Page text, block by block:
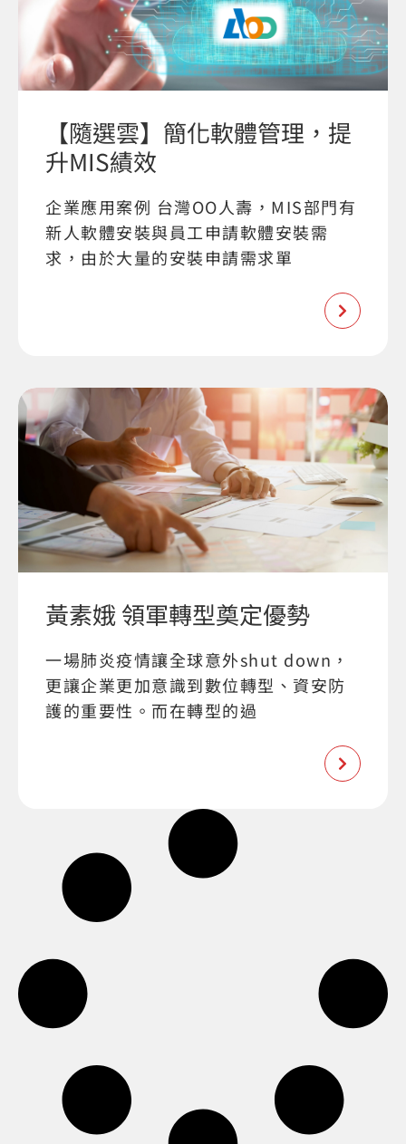
【隨選雲】簡化軟體管理，提
升MIS績效
企業應用案例 台灣OO人壽，MIS部門有
新人軟體安裝與員工申請軟體安裝需
求，由於大量的安裝申請需求單
黃素娥 領軍轉型奠定優勢
一場肺炎疫情讓全球意外shut down，
更讓企業更加意識到數位轉型、資安防
護的重要性。而在轉型的過